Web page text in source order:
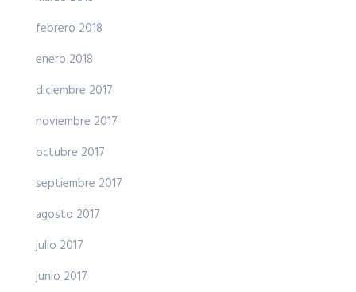
febrero 2018
enero 2018
diciembre 2017
noviembre 2017
octubre 2017
septiembre 2017
agosto 2017
julio 2017
junio 2017